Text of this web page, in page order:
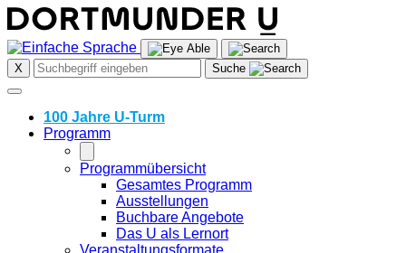
Skip
to
content
X Suche
100 Jahre U-Turm
Programm
Programmübersicht
Gesamtes Programm
Ausstellungen
Buchbare Angebote
Das U als Lernort
Veranstaltungsformate